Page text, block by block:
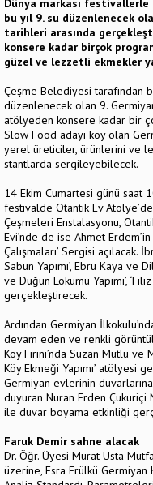
Dünya markası
bu yıl 9. su düzenlenecek
tarihleri arasında
konsere kadar birçok
güzel ve lezzetli ekmekler
Çeşme Belediyesi tarafından
düzenlenecek olan 9.
atölyeden konsere kadar bir
Slow Food adayı köy olan
yerel üreticiler, ürünlerini ve
stantlarda sergileyebilecek.
14 Ekim Cumartesi günü saat
festivalde Otantik Ev
Çeşmeleri Enstalasyonu,
Evi’nde de ise Ahmet
Çalışmaları’ Sergisi açılacak.
Sabun Yapımı’, Ebru Kaya ve
ve Düğün Lokumu Yapımı’,
gerçekleştirecek.
Ardından Germiyan
devam eden ve renkli
Köy Fırını’nda Suzan Mutlu
Köy Ekmeği Yapımı’ atölyesi
Germiyan evlerinin
duyuran Nuran Erden Çukuriçi
ile duvar boyama etkinliği
Faruk Demir sahne alacak
Dr. Öğr. Üyesi Murat Usta
üzerine, Esra Erülkü Germiyan